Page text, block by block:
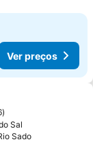
Ver preços
favoritos
Sal
SadoVer preços